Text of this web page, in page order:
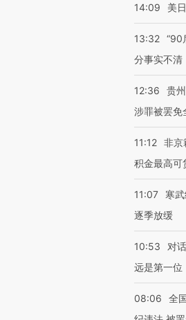
14:09 美
13:32 “90
分事实不清
12:36
贵
涉罪被罢免
11:12 非京
积金最高
11:07
寒
逐季放缓
10:53
对
远是第一位
08:06
全